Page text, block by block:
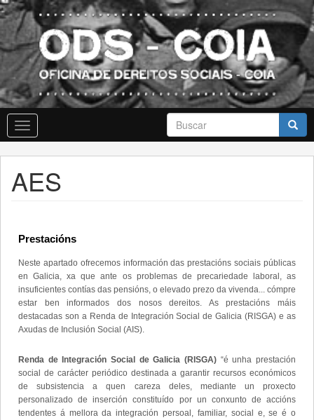
Skip
to
main
content
Formulario
de
busca
Buscar
Toggle
navigation
AES
Prestacións
Neste apartado ofrecemos información das prestacións sociais públicas
en Galicia, xa que ante os problemas de precariedade laboral, as
insuficientes contías das pensións, o elevado prezo da vivenda... cómpre
estar ben informados dos nosos dereitos. As prestacións máis
destacadas son a Renda de Integración Social de Galicia (RISGA) e as
Axudas de Inclusión Social (AIS).
Renda de Integración Social de Galicia (RISGA) “é unha prestación
social de carácter periódico destinada a garantir recursos económicos
de subsistencia a quen careza deles, mediante un proxecto
personalizado de inserción constituído por un conxunto de accións
tendentes á mellora da integración persoal, familiar, social e, se é o